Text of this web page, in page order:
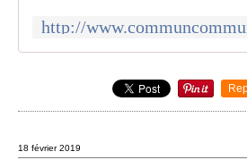
18 février 2019